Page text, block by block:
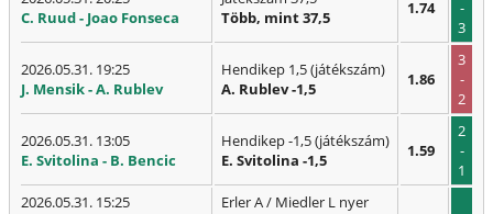
C. Ruud - Joao Fonseca
Több, mint 37,5
1.74
-
3
2026.05.31. 19:25
J. Mensik - A. Rublev
Hendikep 1,5 (játékszám)
A. Rublev -1,5
1.86
3
-
2
2026.05.31. 13:05
E. Svitolina - B. Bencic
Hendikep -1,5 (játékszám)
E. Svitolina -1,5
1.59
2
-
1
2026.05.31. 15:25
Erler A / Miedler L nyer